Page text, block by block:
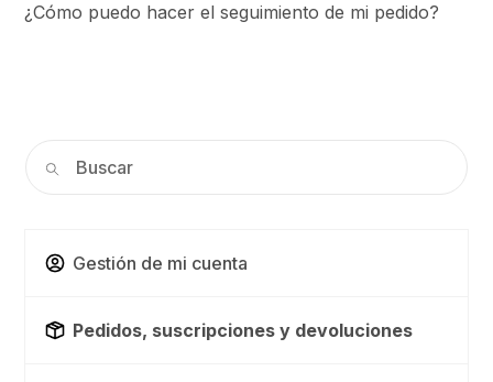
Gestión de mi cuenta
Pedidos, suscripciones y devoluciones
¿Cómo puedo hacer el seguimiento de mi pedido?